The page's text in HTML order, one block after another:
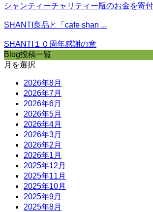
シャンティーチャリティー瓶のお金を寄
SHANTI良品と「cafe shan ...
SHANTI１０周年感謝の意
Blog投稿一覧
月を選択
2026年8月
2026年7月
2026年6月
2026年5月
2026年4月
2026年3月
2026年2月
2026年1月
2025年12月
2025年11月
2025年10月
2025年9月
2025年8月